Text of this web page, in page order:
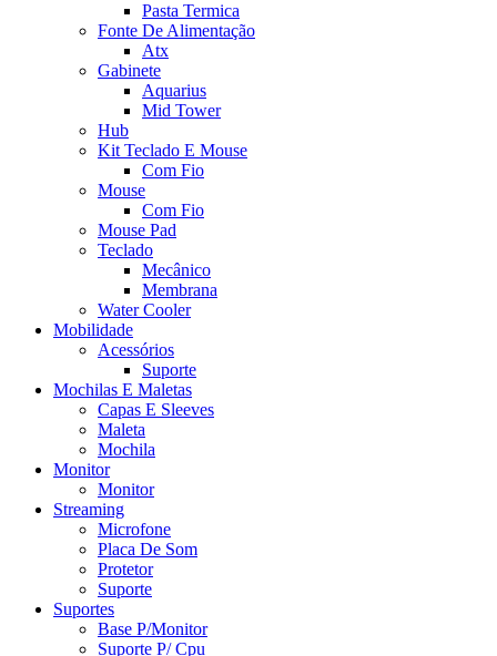
Pasta Termica
Fonte De Alimentação
Atx
Gabinete
Aquarius
Mid Tower
Hub
Kit Teclado E Mouse
Com Fio
Mouse
Com Fio
Mouse Pad
Teclado
Mecânico
Membrana
Water Cooler
Mobilidade
Acessórios
Suporte
Mochilas E Maletas
Capas E Sleeves
Maleta
Mochila
Monitor
Monitor
Streaming
Microfone
Placa De Som
Protetor
Suporte
Suportes
Base P/Monitor
Suporte P/ Cpu